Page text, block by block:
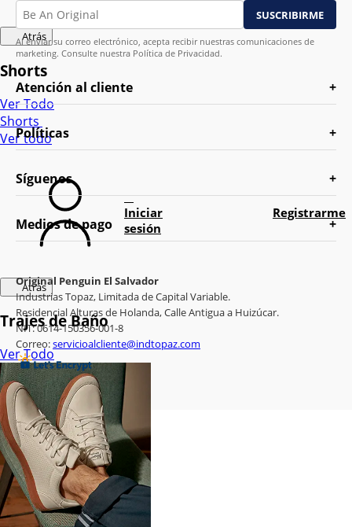
Atrás
Shorts
Ver Todo
Shorts
Ver todo
Iniciar
sesión
Registrarme
Atrás
Trajes de Baño
Ver Todo
Al enviar su correo electrónico, acepta recibir nuestras comunicaciones de
marketing. Consulte nuestra Política de Privacidad.
Atención al cliente
Políticas
Síguenos
Medios de pago
Original Penguin El Salvador
Industrias Topaz, Limitada de Capital Variable.
Residencial Alturas de Holanda, Calle Antigua a Huizúcar.
NIT: 0614-150356-001-8
Correo:servicioalcliente@indtopaz.com